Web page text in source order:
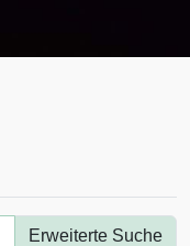
Erweiterte Suche